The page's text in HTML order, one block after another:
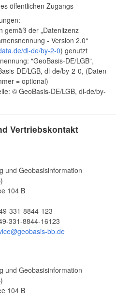
öffentlichen Zugangs
gemäß der „Datenlizenz
- Version 2.0“
dl-de/by-2-0) genutzt
"GeoBasis-DE/LGB",
DE/LGB, dl-de/by-2-0, (Daten
= optional)
© GeoBasis-DE/LGB, dl-de/by-
Vertriebskontakt
und Geobasisinformation
104 B
331-8844-123
331-8844-16123
bb.de
und Geobasisinformation
104 B